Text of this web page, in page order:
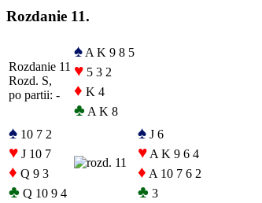
Rozdanie 11.
Rozdanie 11
Rozd. S,
po partii: -
♠ A K 9 8 5
♥ 5 3 2
♦ K 4
♣ A K 8
♠ 10 7 2
♥ J 10 7
♦ Q 9 3
♣ Q 10 9 4
♠ J 6
♥ A K 9 6 4
♦ A 10 7 6 2
♣ 3